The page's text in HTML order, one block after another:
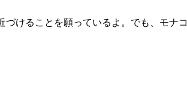
けることを願っているよ。でも、モ